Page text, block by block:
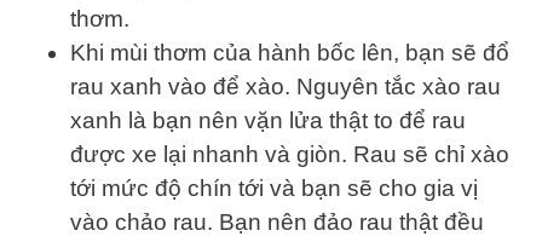
thơm.
Khi mùi thơm của hành bốc lên, bạn sẽ đổ
rau xanh vào để xào. Nguyên tắc xào rau
xanh là bạn nên vặn lửa thật to để rau
được xe lại nhanh và giòn. Rau sẽ chỉ xào
tới mức độ chín tới và bạn sẽ cho gia vị
vào chảo rau. Bạn nên đảo rau thật đều